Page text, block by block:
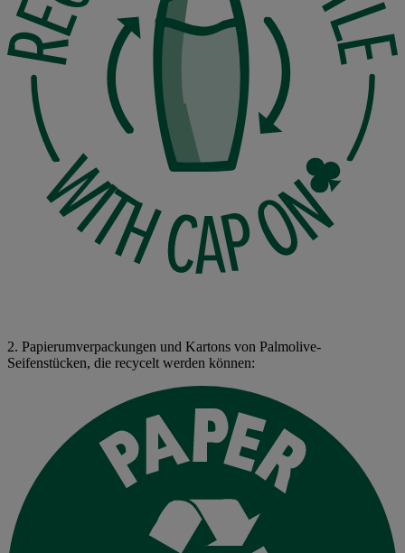
2. Papierumverpackungen und Kartons von Palmolive-
Seifenstücken, die recycelt werden können: